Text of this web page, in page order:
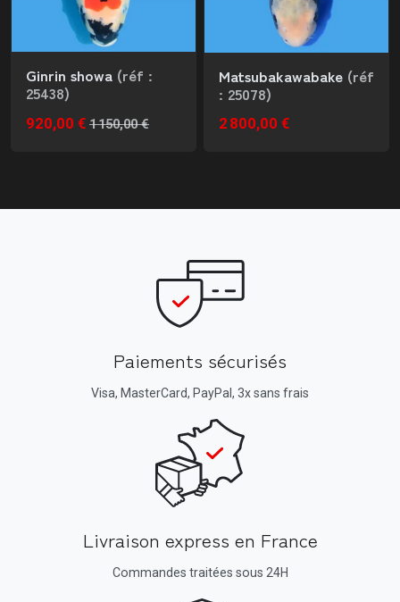
Ginrin showa (réf :
25438)
920,00 € 1 150,00 €
Matsubakawabake (réf
: 25078)
2 800,00 €
Paiements sécurisés
Visa, MasterCard, PayPal, 3x sans frais
Livraison express en France
Commandes traitées sous 24H